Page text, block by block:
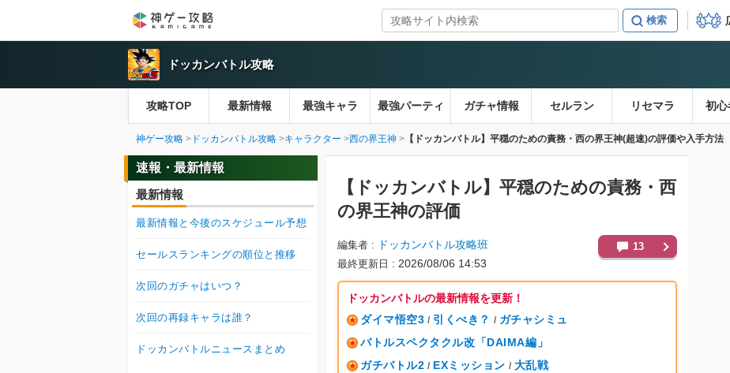
ドッカンバトル攻略
攻略TOP 最新情報 最強キャラ 最強パーティ ガチャ情報 セルラン リセマラ 初心
神ゲー攻略 ドッカンバトル攻略 キャラクター 西の界王神 【ドッカンバトル】平穏のための責務・西の界王神(超速)の評価や入手方法
【ドッカンバトル】 平穏のための責務・西
の界王神の評価
編集者 ドッカンバトル攻略班
最終更新日 2026/08/06 14:53
13
ドッカンバトルの最新情報を更新！
ダイマ悟空3 / 引くべき？ / ガチャシミュ
バトルスペクタクル改「DAIMA編」
ガチバトル2 / EXミッション / 大乱戦
速報・最新情報
最新情報
最新情報と今後のスケジュール予想
セールスランキングの順位と推移
次回のガチャはいつ？
次回の再録キャラは誰？
ドッカンバトルニュースまとめ